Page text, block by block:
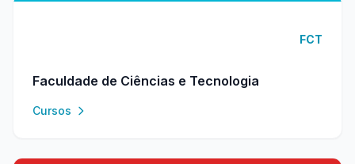
FCT
Faculdade de Ciências e Tecnologia
Cursos